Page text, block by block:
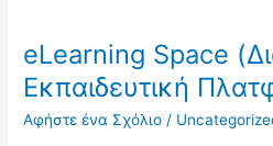
eLearning Space
Εκπαιδευτική
Αφήστε ένα Σχόλιο /